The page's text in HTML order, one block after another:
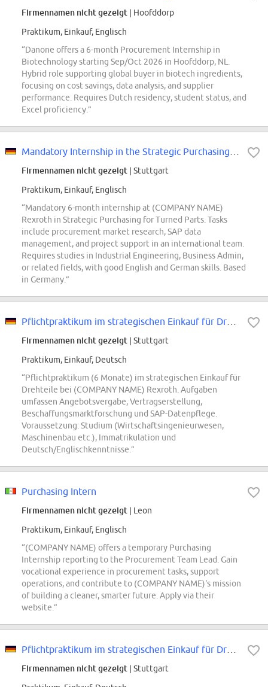
Firmennamen nicht gezeigt | Hoofddorp
Praktikum, Einkauf, Englisch
“Danone offers a 6-month Procurement Internship in
Biotechnology starting Sep/Oct 2026 in Hoofddorp, NL.
Hybrid role supporting global buyer in biotech ingredients,
focusing on cost savings, data analysis, and supplier
performance. Requires Dutch residency, student status, and
Excel proficiency.”
Firmennamen nicht gezeigt | Stuttgart
Praktikum, Einkauf, Englisch
“Mandatory 6-month internship at (COMPANY NAME)
Rexroth in Strategic Purchasing for Turned Parts. Tasks
include procurement market research, SAP data
management, and project support in an international team.
Requires studies in Industrial Engineering, Business Admin,
or related fields, with good English and German skills. Based
in Germany.”
Firmennamen nicht gezeigt | Stuttgart
Praktikum, Einkauf, Deutsch
“Pflichtpraktikum (6 Monate) im strategischen Einkauf für
Drehteile bei (COMPANY NAME) Rexroth. Aufgaben
umfassen Angebotsvergabe, Vertragserstellung,
Beschaffungsmarktforschung und SAP-Datenpflege.
Voraussetzung: Studium (Wirtschaftsingenieurwesen,
Maschinenbau etc.), Immatrikulation und
Deutsch/Englischkenntnisse.”
Purchasing Intern
Firmennamen nicht gezeigt | Leon
Praktikum, Einkauf, Englisch
“(COMPANY NAME) offers a temporary Purchasing
Internship reporting to the Procurement Team Lead. Gain
vocational experience in procurement tasks, support
operations, and contribute to (COMPANY NAME)'s mission
of building a cleaner, smarter future. Apply via their
website.”
Firmennamen nicht gezeigt | Stuttgart